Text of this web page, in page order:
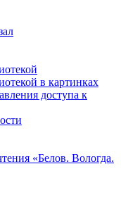
в картинках
доступа к
«Белов. Вологда.